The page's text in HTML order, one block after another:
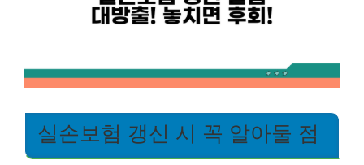
실손보험 갱신 시 꼭 알아둘 점